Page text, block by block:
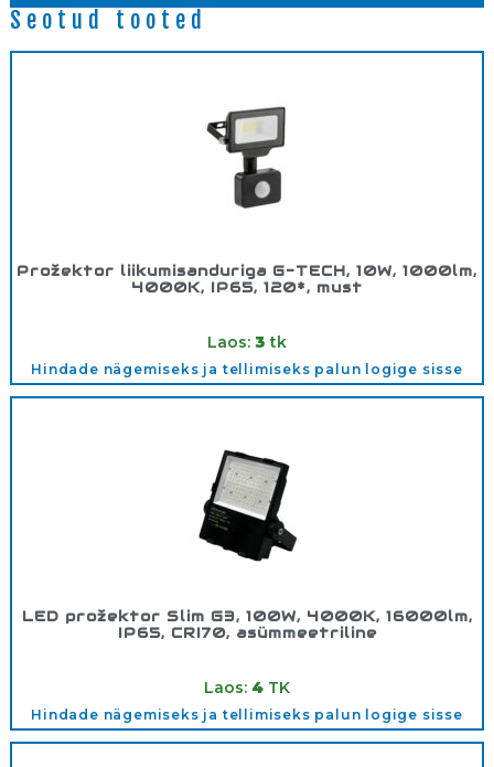
Seotud tooted
Prožektor liikumisanduriga G-TECH, 10W, 1000lm,
4000K, IP65, 120*, must
Laos: 3 tk
Hindade nägemiseks ja tellimiseks palun logige sisse
LED prožektor Slim G3, 100W, 4000K, 16000lm,
IP65, CRI70, asümmeetriline
Laos: 4 TK
Hindade nägemiseks ja tellimiseks palun logige sisse